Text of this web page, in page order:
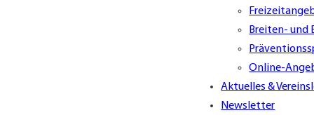
Breiten- und
Online-
Aktuelles &
Newsletter